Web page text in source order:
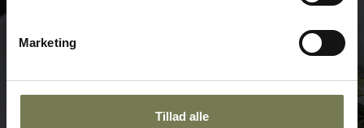
Marketing
Tillad alle